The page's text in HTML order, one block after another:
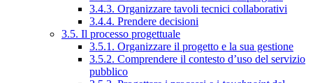
3.4.3. Organizzare tavoli tecnici collaborativi
3.4.4. Prendere decisioni
3.5. Il processo progettuale
3.5.1. Organizzare il progetto e la sua gestione
3.5.2. Comprendere il contesto d’uso del servizio
pubblico